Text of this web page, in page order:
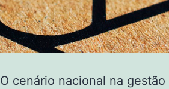
O cenário nacional na